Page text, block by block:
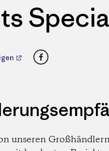
Facebook
unseren